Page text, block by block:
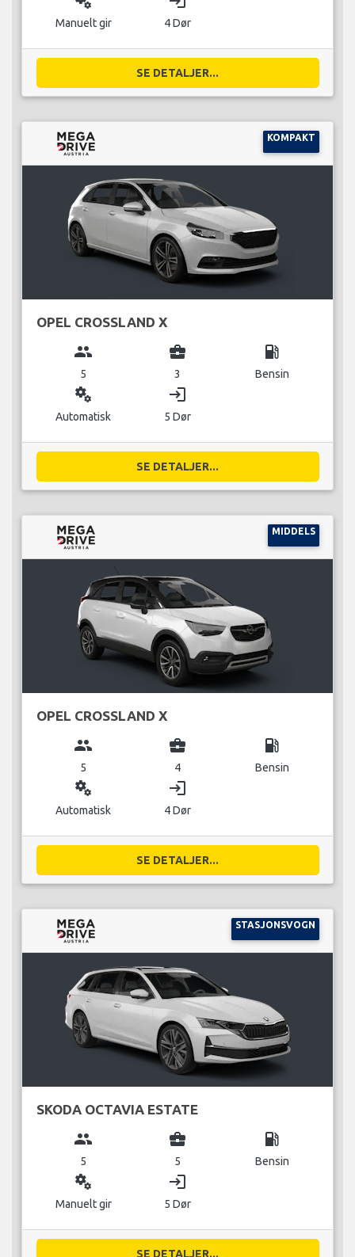
Manuelt gir 4 Dør
SE DETALJER...
KOMPAKT
OPEL CROSSLAND X
group
5
business_center
3
local_gas_station
Bensin
miscellaneous_services
Automatisk
login
5 Dør
SE DETALJER...
MIDDELS
OPEL CROSSLAND X
group
5
business_center
4
local_gas_station
Bensin
miscellaneous_services
Automatisk
login
4 Dør
SE DETALJER...
STASJONSVOGN
SKODA OCTAVIA ESTATE
group
5
business_center
5
local_gas_station
Bensin
miscellaneous_services
Manuelt gir
login
5 Dør
SE DETALJER...